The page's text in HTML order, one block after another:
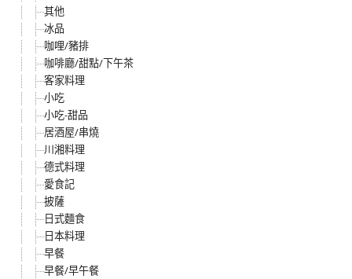
其他
冰品
咖哩/豬排
咖啡廳/甜點/下午茶
客家料理
小吃
小吃-甜品
居酒屋/串燒
川湘料理
德式料理
愛食記
披薩
日式麵食
日本料理
早餐
早餐/早午餐